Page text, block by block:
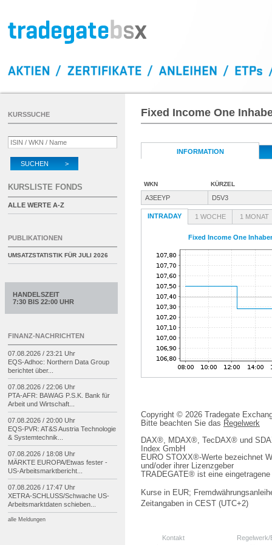
Fixed Income One
INFORMATION
WKN KÜRZEL
A3EEYP D5V3
INTRADAY 1 WOCHE 1 MONAT
Fixed Income One
Copyright © 2026 Tradegate
Bitte beachten Sie das Regelwerk
DAX®, MDAX®, TecDAX® und
Index GmbH
EURO STOXX®-Werte bezeichnet
und/oder ihrer Lizenzgeber
TRADEGATE® ist eine
Kurse in EUR;
Zeitangaben in CEST (UTC+2)
Kontakt
KURSSUCHE
SUCHEN >
KURSLISTE FONDS
ALLE WERTE A-Z
PUBLIKATIONEN
UMSATZSTATISTIK FÜR JULI 2026
HANDELSZEIT
7:30 BIS 22:00 UHR
FINANZ-NACHRICHTEN
07.08.2026 / 23:21 Uhr
EQS-Adhoc: Northern Data Group
berichtet über...
07.08.2026 / 22:06 Uhr
PTA-AFR: BAWAG P.S.K. Bank für
Arbeit und Wirtschaft...
07.08.2026 / 20:00 Uhr
EQS-PVR: AT&S Austria Technologie
& Systemtechnik...
07.08.2026 / 18:08 Uhr
MÄRKTE EUROPA/Etwas fester -
US-Arbeitsmarktbericht...
07.08.2026 / 17:47 Uhr
XETRA-SCHLUSS/Schwache US-
Arbeitsmarktdaten schieben...
alle Meldungen